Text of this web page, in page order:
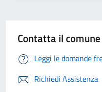
Contatta il comune
Leggi le domande
Richiedi Assistenza